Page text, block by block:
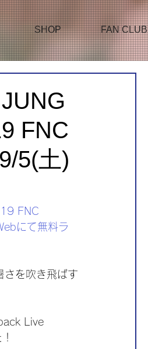
SHOP FAN CLUB
FNC
5(土)
FNC
にて無料ラ
さを吹き飛ばす
Live